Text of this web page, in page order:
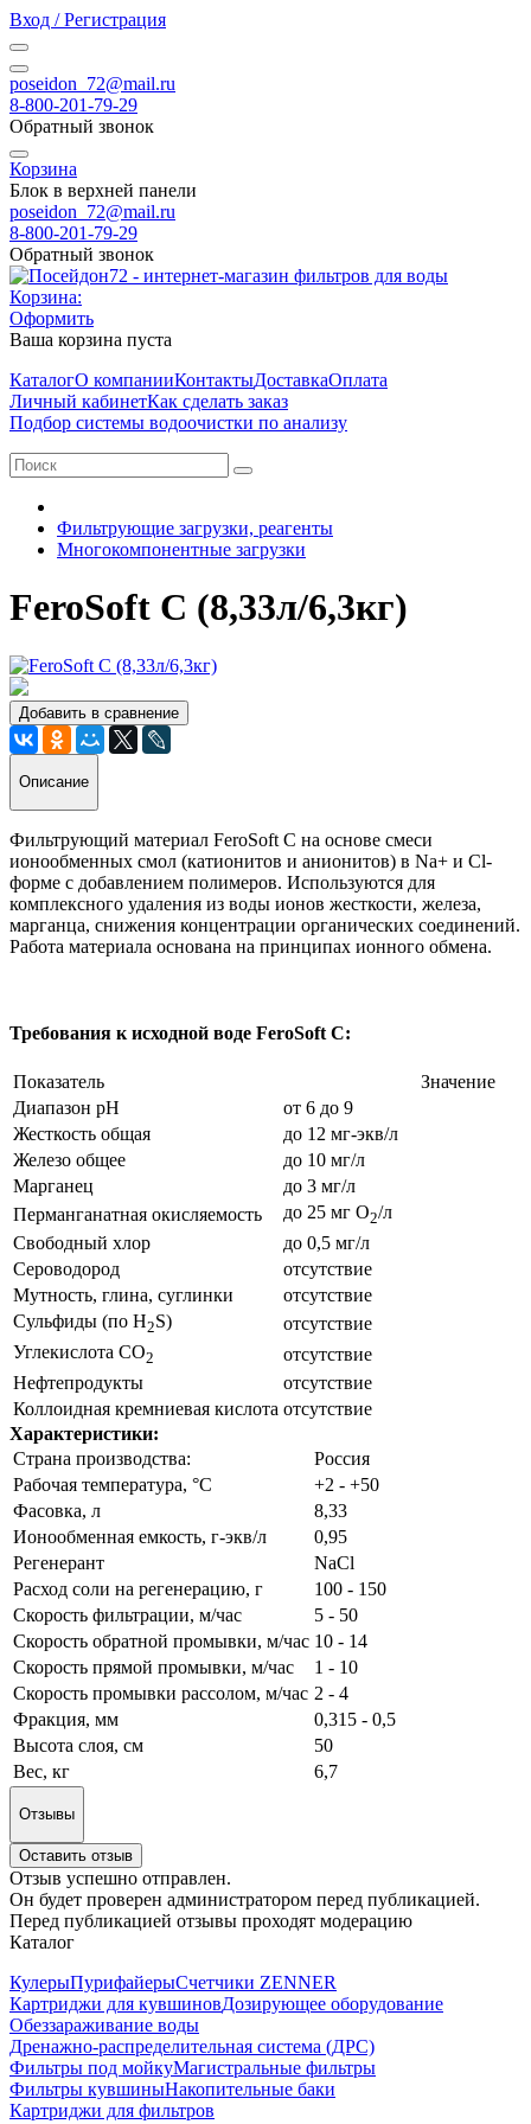
Вход / Регистрация
poseidon_72@mail.ru
8-800-201-79-29
Обратный звонок
Корзина
Блок в верхней панели
poseidon_72@mail.ru
8-800-201-79-29
Обратный звонок
Корзина:
Оформить
Ваша корзина пуста
КаталогО компанииКонтактыДоставкаОплата
Личный кабинетКак сделать заказ
Подбор системы водоочистки по анализу
Фильтрующие загрузки, реагенты
Многокомпонентные загрузки
FeroSoft C (8,33л/6,3кг)
Добавить в сравнение
Описание
Фильтрующий материал FeroSoft C на основе смеси
ионообменных смол (катионитов и анионитов) в Na+ и Cl-
форме с добавлением полимеров. Используются для
комплексного удаления из воды ионов жесткости, железа,
марганца, снижения концентрации органических соединений.
Работа материала основана на принципах ионного обмена.
Требования к исходной воде FeroSoft C:
Показатель
Значение
Диапазон рН
от 6 до 9
Жесткость общая
до 12 мг-экв/л
Железо общее
до 10 мг/л
Марганец
до 3 мг/л
Перманганатная окисляемость
до 25 мг О2/л
Свободный хлор
до 0,5 мг/л
Сероводород
отсутствие
Мутность, глина, суглинки
отсутствие
Сульфиды (по H2S)
отсутствие
Углекислота CО2
отсутствие
Нефтепродукты
отсутствие
Коллоидная кремниевая кислота отсутствие
Характеристики:
Страна производства:
Россия
Рабочая температура, °С
+2 - +50
Фасовка, л
8,33
Ионообменная емкость, г-экв/л
0,95
Регенерант
NaCl
Расход соли на регенерацию, г
100 - 150
Скорость фильтрации, м/час
5 - 50
Скорость обратной промывки, м/час 10 - 14
Скорость прямой промывки, м/час
1 - 10
Скорость промывки рассолом, м/час 2 - 4
Фракция, мм
0,315 - 0,5
Высота слоя, см
50
Вес, кг
6,7
Отзывы
Оставить отзыв
Отзыв успешно отправлен.
Он будет проверен администратором перед публикацией.
Перед публикацией отзывы проходят модерацию
Каталог
КулерыПурифайерыСчетчики ZENNER
Картриджи для кувшиновДозирующее оборудование
Обеззараживание воды
Дренажно-распределительная система (ДРС)
Фильтры под мойкуМагистральные фильтры
Фильтры кувшиныНакопительные баки
Картриджи для фильтров